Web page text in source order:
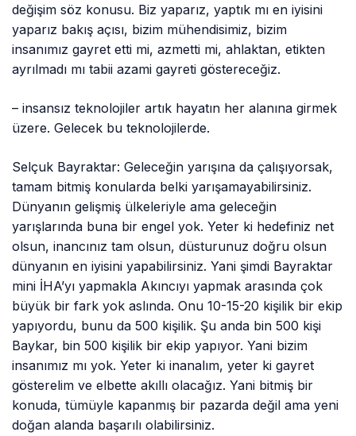
değişim söz konusu. Biz yaparız, yaptık mı en iyisini
yaparız bakış açısı, bizim mühendisimiz, bizim
insanımız gayret etti mi, azmetti mi, ahlaktan, etikten
ayrılmadı mı tabii azami gayreti göstereceğiz.
– insansız teknolojiler artık hayatın her alanına girmek
üzere. Gelecek bu teknolojilerde.
Selçuk Bayraktar: Geleceğin yarışına da çalışıyorsak,
tamam bitmiş konularda belki yarışamayabilirsiniz.
Dünyanın gelişmiş ülkeleriyle ama geleceğin
yarışlarında buna bir engel yok. Yeter ki hedefiniz net
olsun, inancınız tam olsun, düsturunuz doğru olsun
dünyanın en iyisini yapabilirsiniz. Yani şimdi Bayraktar
mini İHA’yı yapmakla Akıncıyı yapmak arasında çok
büyük bir fark yok aslında. Onu 10-15-20 kişilik bir ekip
yapıyordu, bunu da 500 kişilik. Şu anda bin 500 kişi
Baykar, bin 500 kişilik bir ekip yapıyor. Yani bizim
insanımız mı yok. Yeter ki inanalım, yeter ki gayret
gösterelim ve elbette akıllı olacağız. Yani bitmiş bir
konuda, tümüyle kapanmış bir pazarda değil ama yeni
doğan alanda başarılı olabilirsiniz.